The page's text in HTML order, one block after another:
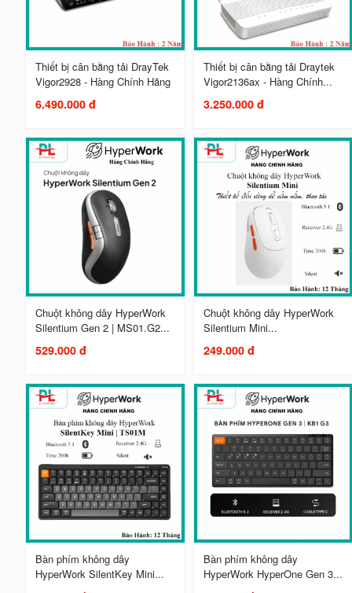
Thiết bị cân bằng tải DrayTek
Vigor2928 - Hàng Chính Hãng
6.490.000 đ
Thiết bị cân bằng tải Draytek
Vigor2136ax - Hàng Chính...
3.250.000 đ
Chuột không dây HyperWork
Silentium Gen 2 | MS01.G2...
529.000 đ
Chuột không dây HyperWork
Silentium Mini...
249.000 đ
Bàn phím không dây
HyperWork SilentKey Mini...
Bàn phím không dây
HyperWork HyperOne Gen 3...